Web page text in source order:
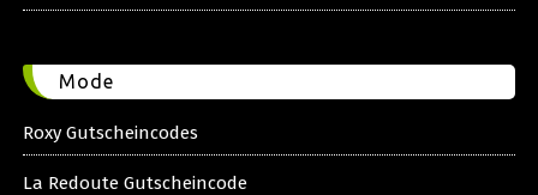
Mode
Roxy Gutscheincodes
La Redoute Gutscheincode